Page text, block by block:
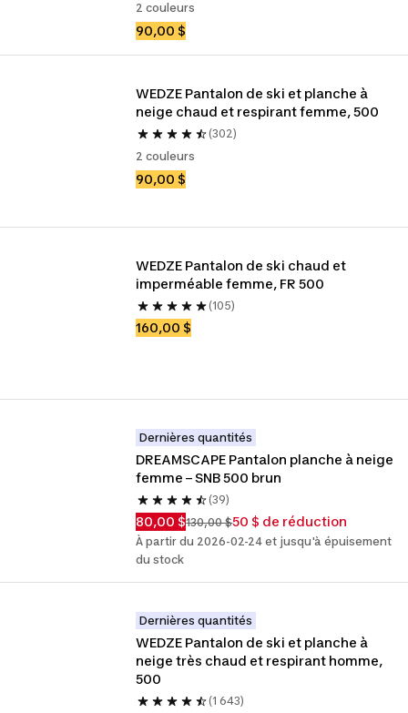
2 couleurs
90,00 $
WEDZE Pantalon de ski et planche à
neige chaud et respirant femme, 500
(302)
2 couleurs
90,00 $
WEDZE Pantalon de ski chaud et
imperméable femme, FR 500
(105)
160,00 $
Dernières quantités
DREAMSCAPE Pantalon planche à neige
femme – SNB 500 brun
(39)
80,00 $130,00 $50 $ de réduction
À partir du 2026-02-24 et jusqu'à épuisement
du stock
Dernières quantités
WEDZE Pantalon de ski et planche à
neige très chaud et respirant homme,
500
(1 643)